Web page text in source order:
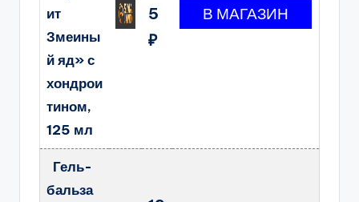
ит
Змеины
й яд» с
хондрои
тином,
125 мл
5
₽
Гель-
бальза